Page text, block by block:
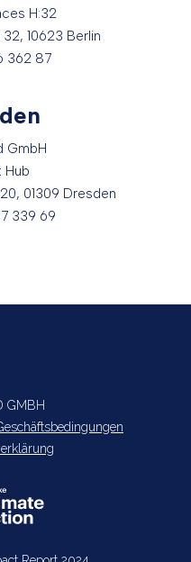
H:32
10623 Berlin
362 87
GmbH
Hub
01309 Dresden
339 69
GMBH